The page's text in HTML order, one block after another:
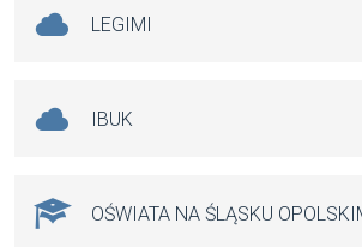
LEGIMI
IBUK
OŚWIATA NA ŚLĄSKU